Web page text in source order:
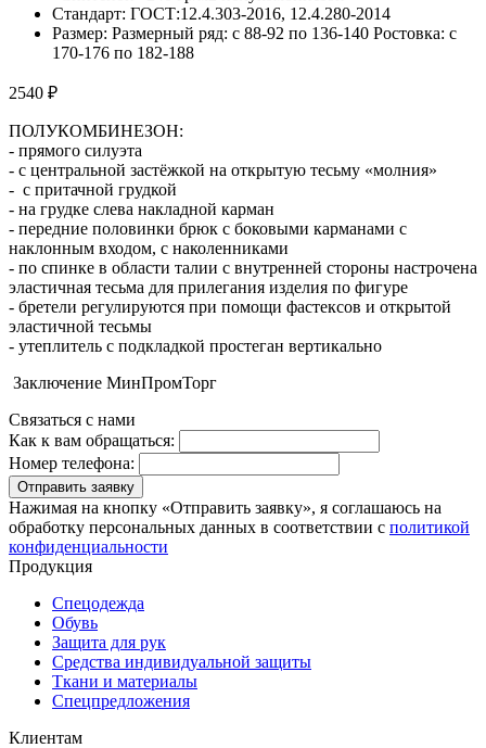
Стандарт: ГОСТ:12.4.303-2016, 12.4.280-2014
Размер: Размерный ряд: с 88-92 по 136-140 Ростовка: с
170-176 по 182-188
2540 ₽
ПОЛУКОМБИНЕЗОН:
- прямого силуэта
- с центральной застёжкой на открытую тесьму «молния»
- с притачной грудкой
- на грудке слева накладной карман
- передние половинки брюк с боковыми карманами с
наклонным входом, с наколенниками
- по спинке в области талии с внутренней стороны настрочена
эластичная тесьма для прилегания изделия по фигуре
- бретели регулируются при помощи фастексов и открытой
эластичной тесьмы
- утеплитель с подкладкой простеган вертикально
Заключение МинПромТорг
Связаться с нами
Как к вам обращаться:
Номер телефона:
Отправить заявку
Нажимая на кнопку «Отправить заявку», я соглашаюсь на
обработку персональных данных в соответствии с политикой
конфиденциальности
Продукция
Спецодежда
Обувь
Защита для рук
Средства индивидуальной защиты
Ткани и материалы
Спецпредложения
Клиентам